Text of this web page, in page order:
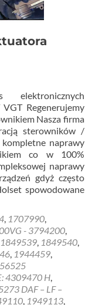
elektronicznych
Regenerujemy
Nasza firma
sterowników /
naprawy
co w 100%
naprawy
gdyż często
spowodowane
, 1707990,
- 3794200,
1849539, 1849540,
, 1944459,
4309470 H,
DAF – LF –
, 1949113,